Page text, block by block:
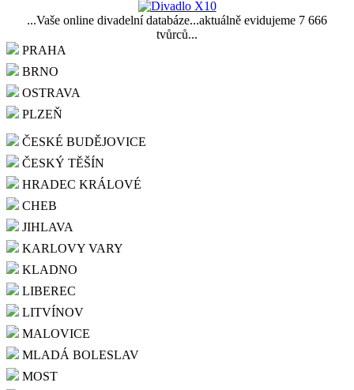
...Vaše online divadelní databáze...aktuálně evidujeme 7 666
tvůrců...
PRAHA
BRNO
OSTRAVA
PLZEŇ
ČESKÉ BUDĚJOVICE
ČESKÝ TĚŠÍN
HRADEC KRÁLOVÉ
CHEB
JIHLAVA
KARLOVY VARY
KLADNO
LIBEREC
LITVÍNOV
MALOVICE
MLADÁ BOLESLAV
MOST